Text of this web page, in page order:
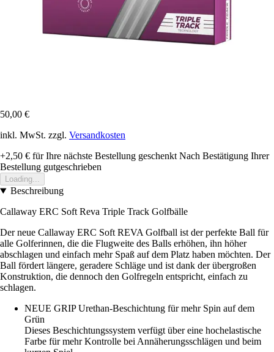
50,00 €
inkl. MwSt. zzgl. Versandkosten
+2,50 € für Ihre nächste Bestellung geschenkt Nach Bestätigung Ihrer
Bestellung gutgeschrieben
Loading...
Beschreibung
Callaway ERC Soft Reva Triple Track Golfbälle
Der neue Callaway ERC Soft REVA Golfball ist der perfekte Ball für
alle Golferinnen, die die Flugweite des Balls erhöhen, ihn höher
abschlagen und einfach mehr Spaß auf dem Platz haben möchten. Der
Ball fördert längere, geradere Schläge und ist dank der übergroßen
Konstruktion, die dennoch den Golfregeln entspricht, einfach zu
schlagen.
NEUE GRIP Urethan-Beschichtung für mehr Spin auf dem
Grün
Dieses Beschichtungssystem verfügt über eine hochelastische
Farbe für mehr Kontrolle bei Annäherungsschlägen und beim